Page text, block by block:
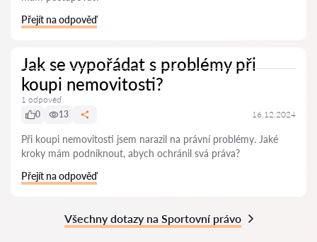
Přejít na odpověď
Jak se vypořádat s problémy při
koupi nemovitosti?
1 odpověď
0
13 16.12.2024
Při koupi nemovitosti jsem narazil na právní problémy. Jaké
kroky mám podniknout, abych ochránil svá práva?
Přejít na odpověď
Všechny dotazy na Sportovní právo